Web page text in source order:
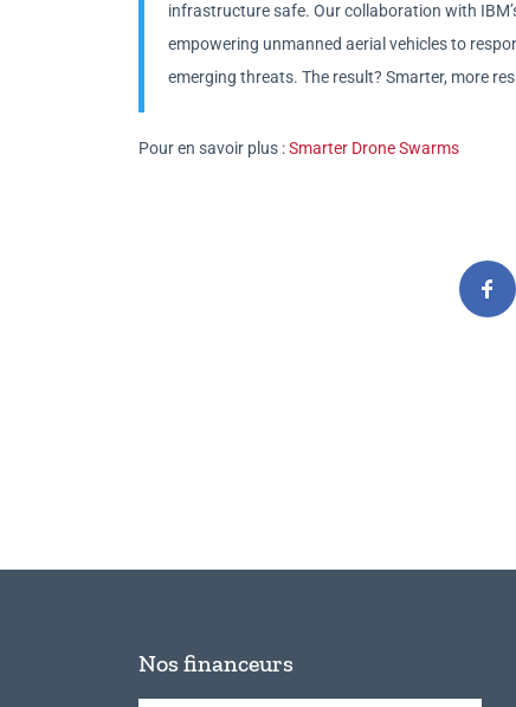
infrastructure safe. Our collaboration with
empowering unmanned aerial vehicles to
emerging threats. The result? Smarter, more
Pour en savoir plus :Smarter Drone Swarms
Nos financeurs